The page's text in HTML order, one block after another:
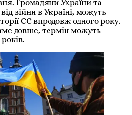
Громадяни України та
війни в Україні, можуть
ЄС впродовж одного року.
довше, термін можуть